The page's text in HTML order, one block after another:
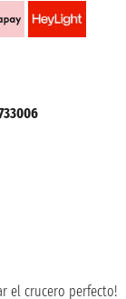
el crucero perfecto!